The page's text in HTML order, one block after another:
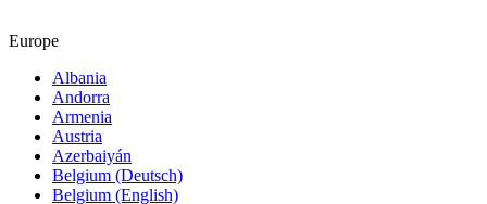
Europe
Albania
Andorra
Armenia
Austria
Azerbaiyán
Belgium (Deutsch)
Belgium (English)